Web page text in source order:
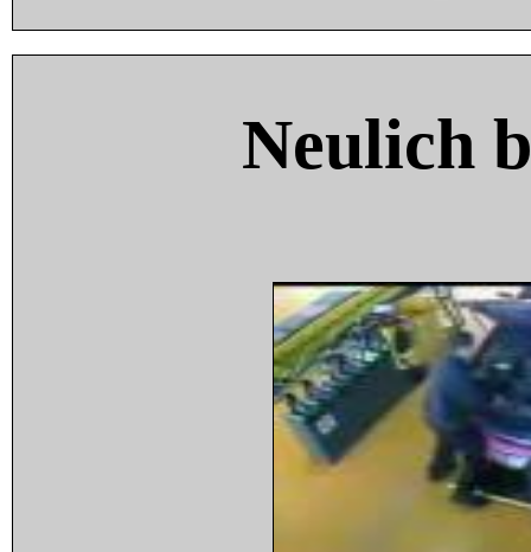
Neulich